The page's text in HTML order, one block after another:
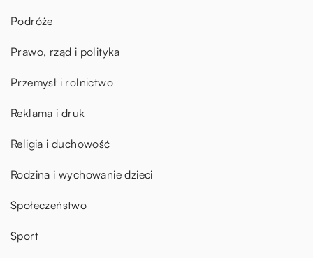
Podróże
Prawo, rząd i polityka
Przemysł i rolnictwo
Reklama i druk
Religia i duchowość
Rodzina i wychowanie dzieci
Społeczeństwo
Sport